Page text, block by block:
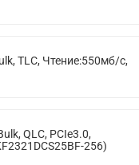
TLC, Чтение:550мб/с,
QLC, PCIe3.0,
256)